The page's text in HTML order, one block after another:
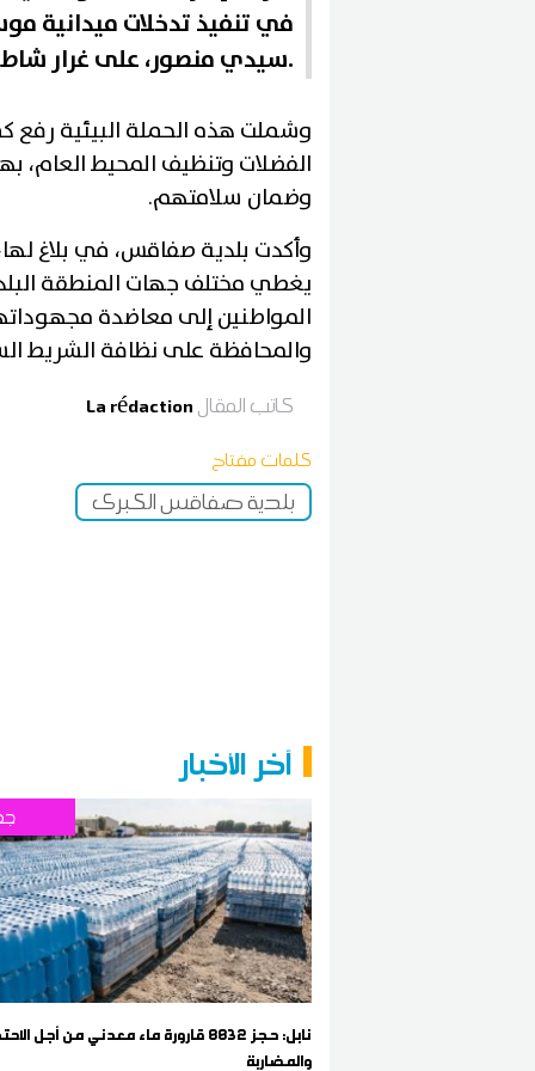
في تنفيذ تدخلات
سيدي منصور، على غرار شاطئ حي بورقيبة والكورنيش.
وشملت هذه الحملة البيئية رفع
الفضلات وتنظيف المحيط العام،
وضمان سلامتهم.
وأكدت بلدية صفاقس، في بلاغ
يغطي مختلف جهات المنطقة
المواطنين إلى معاضدة
والمحافظة على نظافة الشريط
كاتب المقال La rédaction
كلمات مفتاح
بلدية صفاقس الكبرى
آخر الأخبار
نابل: حجز 8832 قارورة ماء معدني من أجل
والمضاربة